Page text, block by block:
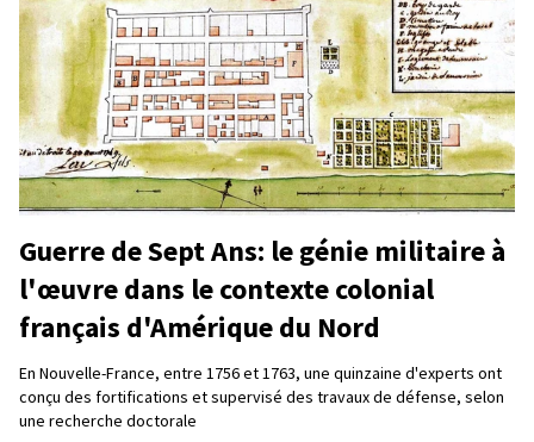
Guerre de Sept Ans: le génie militaire à
l'œuvre dans le contexte colonial
français d'Amérique du Nord
En Nouvelle-France, entre 1756 et 1763, une quinzaine d'experts ont
conçu des fortifications et supervisé des travaux de défense, selon
une recherche doctorale